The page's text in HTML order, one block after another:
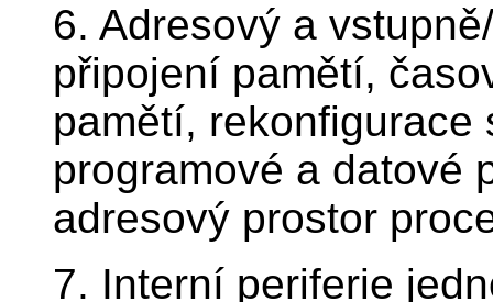
6. Adresový a
připojení pamětí,
pamětí,
programové a datové
adresový prostor
7. Interní periferie